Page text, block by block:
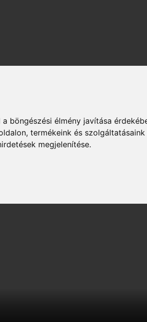
böngészési élmény javítása
,termékeink és
megjelenítése.